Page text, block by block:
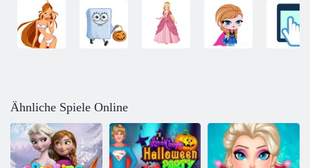
Ähnliche Spiele Online